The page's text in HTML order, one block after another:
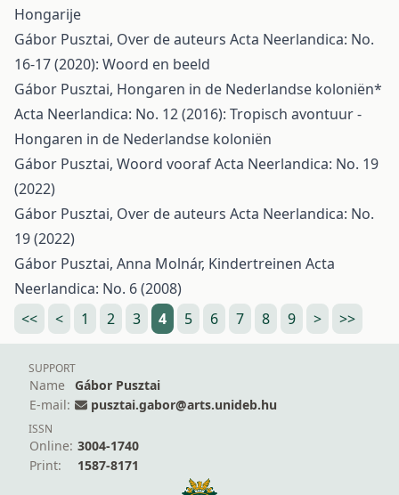
Hongarije
Gábor Pusztai, Over de auteurs Acta Neerlandica: No.
16-17 (2020): Woord en beeld
Gábor Pusztai, Hongaren in de Nederlandse koloniën*
Acta Neerlandica: No. 12 (2016): Tropisch avontuur -
Hongaren in de Nederlandse koloniën
Gábor Pusztai, Woord voorafActa Neerlandica: No. 19
(2022)
Gábor Pusztai, Over de auteurs Acta Neerlandica: No.
19 (2022)
Gábor Pusztai, Anna Molnár, Kindertreinen Acta
Neerlandica: No. 6 (2008)
<<
< 1 2 3 4 5 6 7 8 9 > >>
SUPPORT
Name
Gábor Pusztai
E-mail:
pusztai.gabor@arts.unideb.hu
ISSN
Online: 3004-1740
Print:
1587-8171